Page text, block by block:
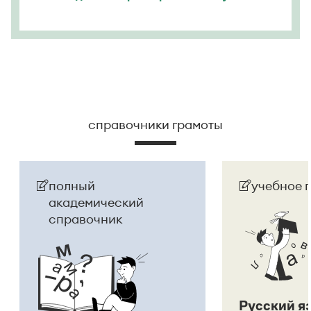
справочники грамоты
полный
академический
справочник
учебное
Русский